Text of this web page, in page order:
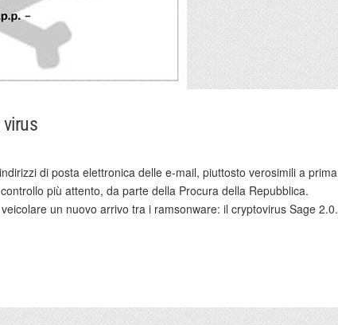
virus
di posta elettronica delle e-mail, piuttosto verosimili a prima
più attento, da parte della Procura della Repubblica.
un nuovo arrivo tra i ramsonware: il cryptovirus Sage 2.0.